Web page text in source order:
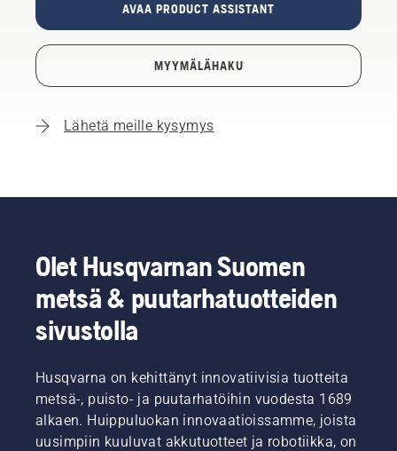
AVAA PRODUCT ASSISTANT
MYYMÄLÄHAKU
Lähetä meille kysymys
Olet Husqvarnan Suomen
metsä & puutarhatuotteiden
sivustolla
Husqvarna on kehittänyt innovatiivisia tuotteita
metsä-, puisto- ja puutarhatöihin vuodesta 1689
alkaen. Huippuluokan innovaatioissamme, joista
uusimpiin kuuluvat akkutuotteet ja robotiikka, on